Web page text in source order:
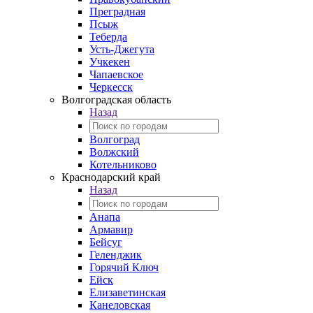
Преградная
Псыж
Теберда
Усть-Джегута
Учкекен
Чапаевское
Черкесск
Волгоградская область
Назад
Волгоград
Волжский
Котельниково
Краснодарский край
Назад
Анапа
Армавир
Бейсуг
Геленджик
Горячий Ключ
Ейск
Елизаветинская
Канеловская